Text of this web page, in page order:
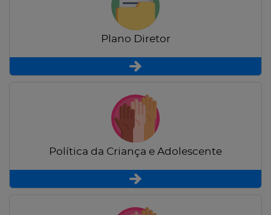
Plano Diretor
Política da Criança e Adolescente